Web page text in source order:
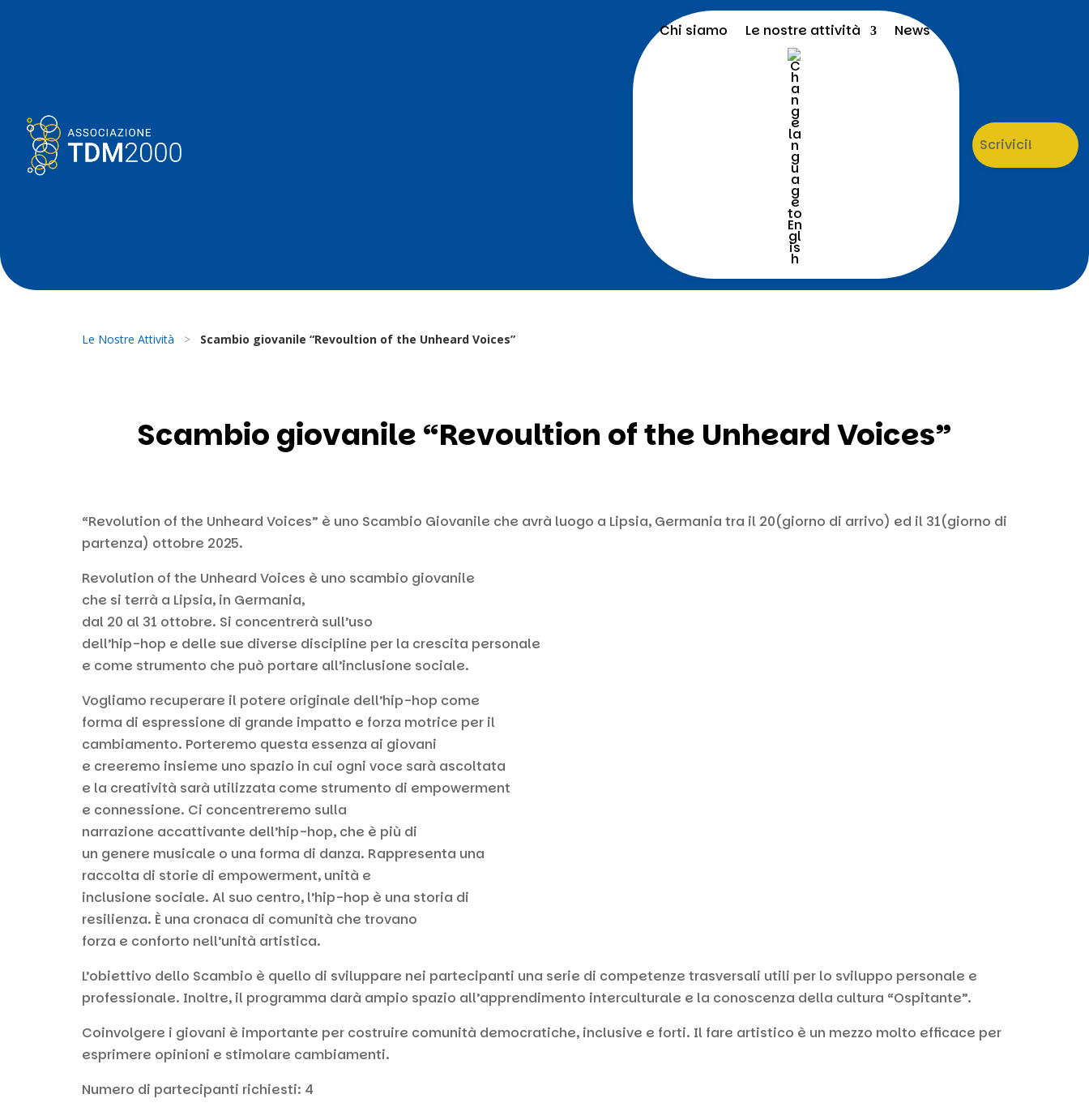
Chi siamo Le nostre attività News
Scrivici!
Le Nostre Attività > Scambio giovanile “Revoultion of the Unheard Voices”
Scambio giovanile “Revoultion of the Unheard Voices”
“Revolution of the Unheard Voices” è uno Scambio Giovanile che avrà luogo a Lipsia, Germania tra il 20(giorno di arrivo) ed il 31(giorno di
partenza) ottobre 2025.
Revolution of the Unheard Voices è uno scambio giovanile
che si terrà a Lipsia, in Germania,
dal 20 al 31 ottobre. Si concentrerà sull’uso
dell’hip-hop e delle sue diverse discipline per la crescita personale
e come strumento che può portare all’inclusione sociale.
Vogliamo recuperare il potere originale dell’hip-hop come
forma di espressione di grande impatto e forza motrice per il
cambiamento. Porteremo questa essenza ai giovani
e creeremo insieme uno spazio in cui ogni voce sarà ascoltata
e la creatività sarà utilizzata come strumento di empowerment
e connessione. Ci concentreremo sulla
narrazione accattivante dell’hip-hop, che è più di
un genere musicale o una forma di danza. Rappresenta una
raccolta di storie di empowerment, unità e
inclusione sociale. Al suo centro, l’hip-hop è una storia di
resilienza. È una cronaca di comunità che trovano
forza e conforto nell’unità artistica.
L’obiettivo dello Scambio è quello di sviluppare nei partecipanti una serie di competenze trasversali utili per lo sviluppo personale e
professionale. Inoltre, il programma darà ampio spazio all’apprendimento interculturale e la conoscenza della cultura “Ospitante”.
Coinvolgere i giovani è importante per costruire comunità democratiche, inclusive e forti. Il fare artistico è un mezzo molto efficace per
esprimere opinioni e stimolare cambiamenti.
Numero di partecipanti richiesti: 4